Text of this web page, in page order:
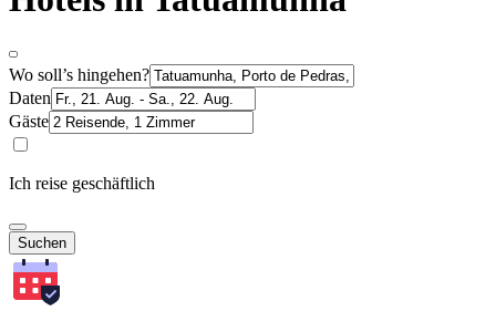
Wo soll’s hingehen?
Daten
Gäste
Ich reise geschäftlich
Suchen